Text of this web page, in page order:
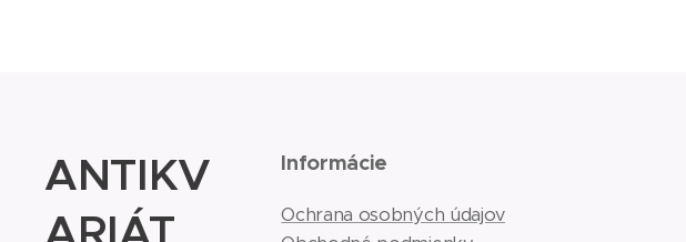
ANTIKV
ARIÁT
Informácie
Ochrana osobných údajov